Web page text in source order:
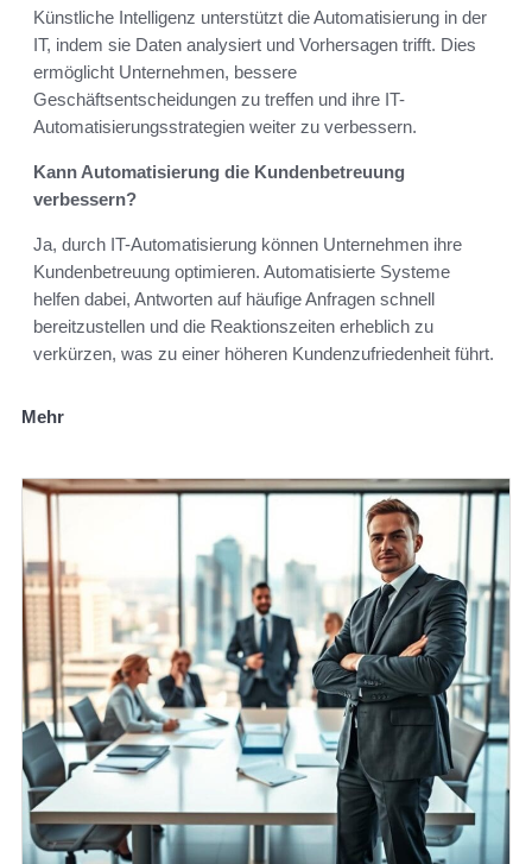
Künstliche Intelligenz unterstützt die Automatisierung in der
IT, indem sie Daten analysiert und Vorhersagen trifft. Dies
ermöglicht Unternehmen, bessere
Geschäftsentscheidungen zu treffen und ihre IT-
Automatisierungsstrategien weiter zu verbessern.
Kann Automatisierung die Kundenbetreuung
verbessern?
Ja, durch IT-Automatisierung können Unternehmen ihre
Kundenbetreuung optimieren. Automatisierte Systeme
helfen dabei, Antworten auf häufige Anfragen schnell
bereitzustellen und die Reaktionszeiten erheblich zu
verkürzen, was zu einer höheren Kundenzufriedenheit führt.
Mehr